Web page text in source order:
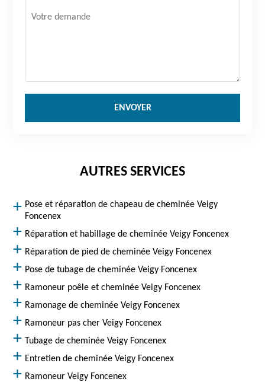
AUTRES SERVICES
Pose et réparation de chapeau de cheminée Veigy
Foncenex
Réparation et habillage de cheminée Veigy Foncenex
Réparation de pied de cheminée Veigy Foncenex
Pose de tubage de cheminée Veigy Foncenex
Ramoneur poêle et cheminée Veigy Foncenex
Ramonage de cheminée Veigy Foncenex
Ramoneur pas cher Veigy Foncenex
Tubage de cheminée Veigy Foncenex
Entretien de cheminée Veigy Foncenex
Ramoneur Veigy Foncenex